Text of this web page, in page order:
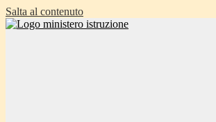
Salta al contenuto